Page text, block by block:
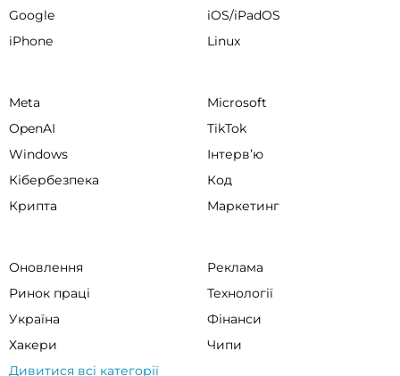
Google
iOS/iPadOS
iPhone
Linux
Meta
Microsoft
OpenAI
TikTok
Windows
Інтервʼю
Кібербезпека
Код
Крипта
Маркетинг
Оновлення
Реклама
Ринок праці
Технології
Україна
Фінанси
Хакери
Чипи
Дивитися всі категорії